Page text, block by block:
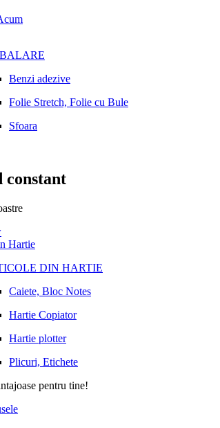
Benzi adezive
Folie Stretch, Folie cu Bule
Sfoara
constant
Hartie
DIN HARTIE
Caiete, Bloc Notes
Hartie Copiator
Hartie plotter
Plicuri, Etichete
pentru tine!